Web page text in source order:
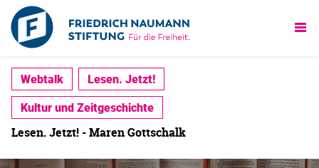
Webtalk
Lesen. Jetzt!
Kultur und Zeitgeschichte
Lesen. Jetzt! - Maren Gottschalk